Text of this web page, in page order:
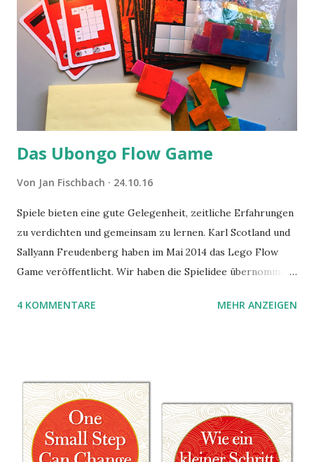
Das Ubongo Flow Game
Von Jan Fischbach 24.10.16
Spiele bieten eine gute Gelegenheit, zeitliche Erfahrungen
zu verdichten und gemeinsam zu lernen. Karl Scotland und
Sallyann Freudenberg haben im Mai 2014 das Lego Flow
Game veröffentlicht. Wir haben die Spielidee übernommen,
benutzen wir Material aus Grzegorz Rejchtmans Ubongo-
4 KOMMENTARE MEHR ANZEIGEN